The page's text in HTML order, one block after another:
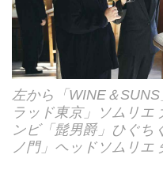
左から「WINE＆
ラッド東京」ソムリエ
ンビ「髭男爵」ひぐち
ノ門」ヘッドソムリエ